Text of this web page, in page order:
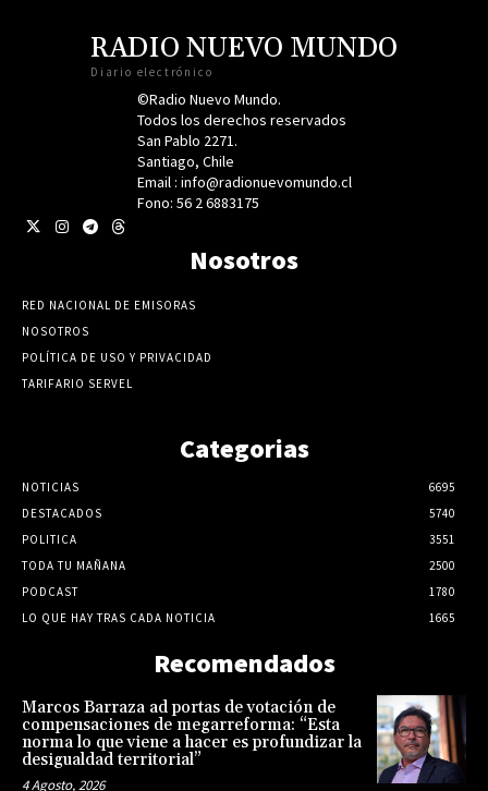
RADIO NUEVO MUNDO
Diario electrónico
©Radio Nuevo Mundo.
Todos los derechos reservados
San Pablo 2271.
Santiago, Chile
Email : info@radionuevomundo.cl
Fono: 56 2 6883175
Nosotros
RED NACIONAL DE EMISORAS
NOSOTROS
POLÍTICA DE USO Y PRIVACIDAD
TARIFARIO SERVEL
Categorias
NOTICIAS
6695
DESTACADOS
5740
POLITICA
3551
TODA TU MAÑANA
2500
PODCAST
1780
LO QUE HAY TRAS CADA NOTICIA
1665
Recomendados
Marcos Barraza ad portas de votación de
compensaciones de megarreforma: “Esta
norma lo que viene a hacer es profundizar la
desigualdad territorial”
4 Agosto, 2026